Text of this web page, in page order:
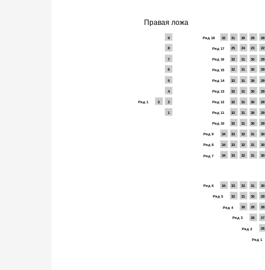
Ряд 1
Правая ложа
Ряд 1
Ряд 2
Ряд 3
Ряд 4
Ряд 5
Ряд 6
Ряд 7
Ряд 8
Ряд 9
Ряд 10
Ряд 11
Ряд 12
Ряд 13
Ряд 14
Ряд 15
Ряд 16
Ряд 17
Ряд 18
1
2
3
4
5
6
7
8
9
26
27
28
28
29
30
29
30
31
32
30
31
32
33
34
30
31
32
33
34
30
31
32
33
34
30
31
32
33
34
29
30
31
32
29
30
31
32
29
30
31
32
29
30
31
32
29
30
31
32
29
30
31
32
29
30
31
32
22
23
24
25
28
29
30
31
32